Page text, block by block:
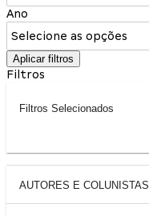
Ano
Selecione as opções
Aplicar filtros
Filtros
Filtros Selecionados
AUTORES E COLUNISTAS